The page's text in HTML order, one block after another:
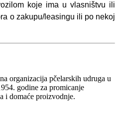
koje ima u vlasništvu ili
o zakupu/leasingu ili po nekoj
organizacija pčelarskih udruga u
godine za promicanje
i domaće proizvodnje.